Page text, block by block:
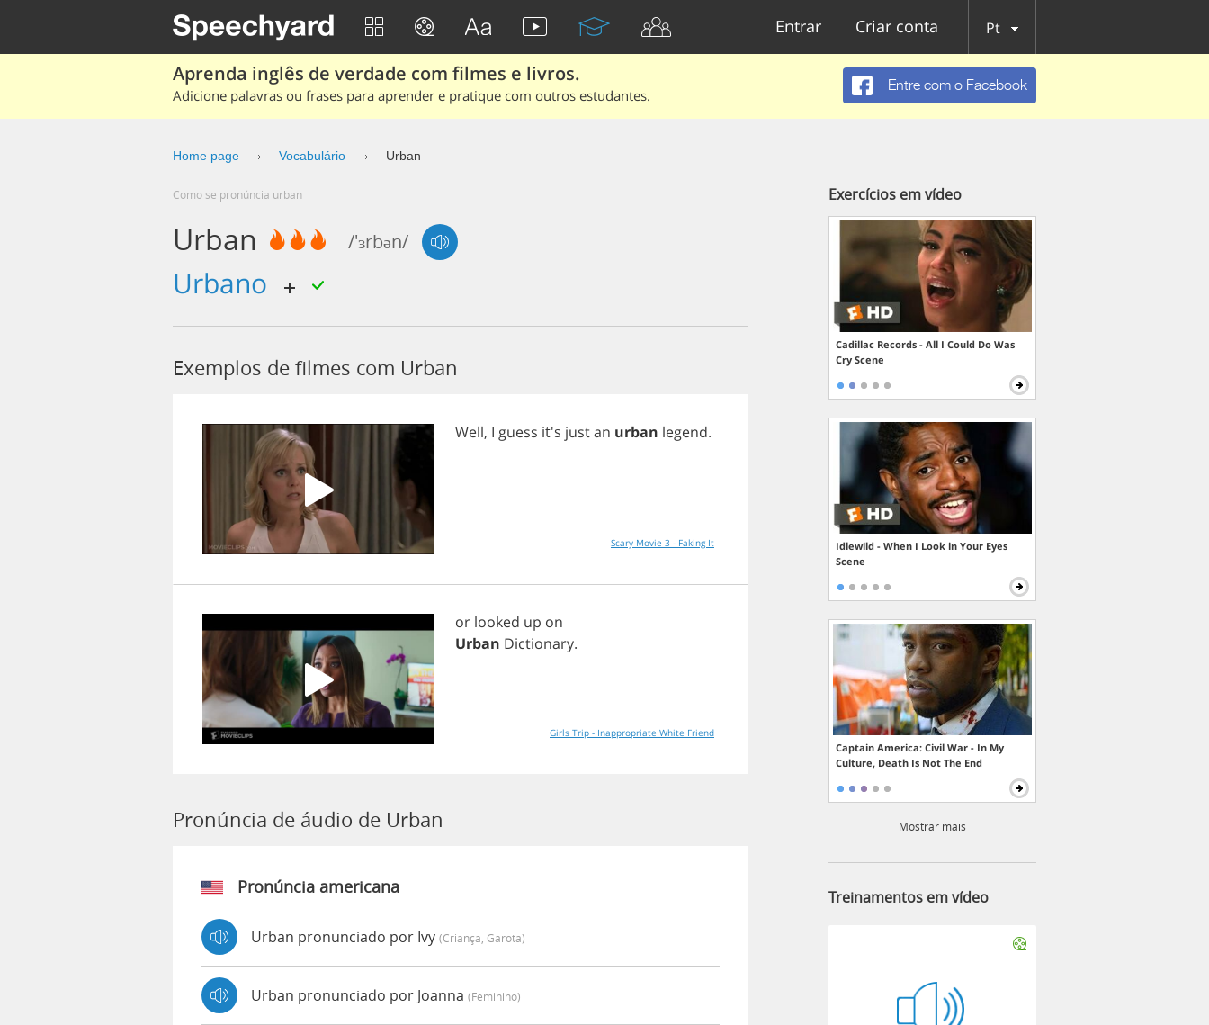
Entrar Criar conta Pt
Aprenda inglês de verdade com filmes e livros.
Adicione palavras ou frases para aprender e pratique com outros estudantes.
Entre com o Facebook
Home page Vocabulário Urban
Como se pronúncia urban
Urban /'ɜrbən/
urbano
Exemplos de filmes com Urban
Well, I guess it's justan urban legend.
Scary Movie 3 - Faking It
or looked up on
Urban Dictionary.
Girls Trip - Inappropriate White Friend
Pronúncia de áudio de Urban
Pronúncia americana
Urban pronunciado por Ivy (criança, Garota)
Urban pronunciado por Joanna (feminino)
Exercícios em vídeo
Cadillac Records - All I Could Do Was
Cry Scene
Idlewild - When I Look in Your Eyes
Scene
Captain America: Civil War - In My
Culture, Death Is Not The End
Mostrar mais
Treinamentos em vídeo